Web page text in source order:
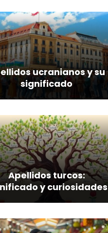
ucranianos y su
significado
Apellidos turcos:
y curiosidades